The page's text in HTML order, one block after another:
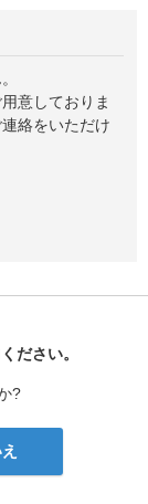
意しておりま
絡をいただけ
ださい。
?